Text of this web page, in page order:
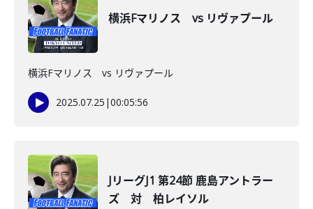
横浜Fマリノス vs リヴァプール
横浜Fマリノス vs リヴァプール
2025.07.25 |00:05:56
JリーグJ1 第24節 鹿島アントラー
ズ 対 柏レイソル